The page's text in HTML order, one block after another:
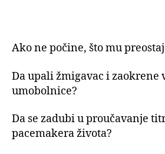
Ako ne počine, što mu
Da upali žmigavac i zaokrene
umobolnice?
Da se zadubi u proučavanje
pacemakera života?